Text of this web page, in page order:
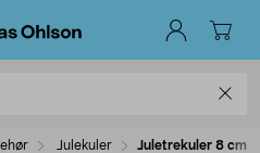
Julekuler Juletrekuler 8 cm